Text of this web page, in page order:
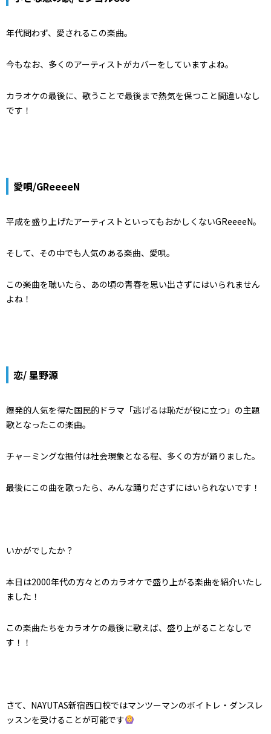
年代問わず、愛されるこの楽曲。
今もなお、多くのアーティストがカバーをしていますよね。
カラオケの最後に、歌うことで最後まで熱気を保つこと間違いなし
です！
愛唄/GReeeeN
平成を盛り上げたアーティストといってもおかしくないGReeeeN。
そして、その中でも人気のある楽曲、愛唄。
この楽曲を聴いたら、あの頃の青春を思い出さずにはいられません
よね！
恋/ 星野源
爆発的人気を得た国民的ドラマ「逃げるは恥だが役に立つ」の主題
歌となったこの楽曲。
チャーミングな振付は社会現象となる程、多くの方が踊りました。
最後にこの曲を歌ったら、みんな踊りださずにはいられないです！
いかがでしたか？
本日は2000年代の方々とのカラオケで盛り上がる楽曲を紹介いたし
ました！
この楽曲たちをカラオケの最後に歌えば、盛り上がることなしで
す！！
さて、NAYUTAS新宿西口校ではマンツーマンのボイトレ・ダンスレ
ッスンを受けることが可能です